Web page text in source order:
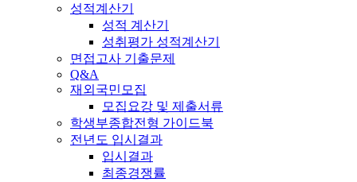
성적계산기
성적 계산기
성취평가 성적계산기
면접고사 기출문제
Q&A
재외국민모집
모집요강 및 제출서류
학생부종합전형 가이드북
전년도 입시결과
입시결과
최종경쟁률